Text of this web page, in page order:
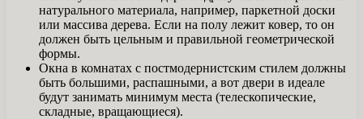
натурального материала, например, паркетной доски
или массива дерева. Если на полу лежит ковер, то он
должен быть цельным и правильной геометрической
формы.
Окна в комнатах с постмодернистским стилем должны
быть большими, распашными, а вот двери в идеале
будут занимать минимум места (телескопические,
складные, вращающиеся).